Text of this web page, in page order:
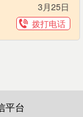
3月25日
拨打电话
平台